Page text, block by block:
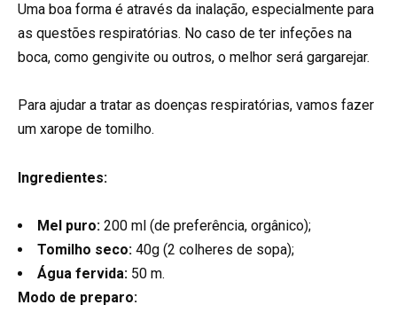
Uma boa forma é através da inalação, especialmente para
as questões respiratórias. No caso de ter infeções na
boca, como gengivite ou outros, o melhor será gargarejar.
Para ajudar a tratar as doenças respiratórias, vamos fazer
um xarope de tomilho.
Ingredientes:
Mel puro: 200 ml (de preferência, orgânico);
Tomilho seco: 40g (2 colheres de sopa);
Água fervida: 50 m.
Modo de preparo: